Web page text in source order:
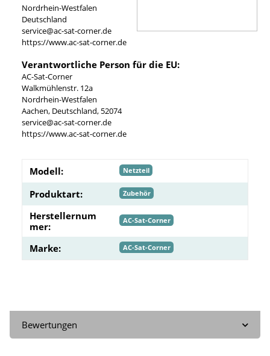
Nordrhein-Westfalen
Deutschland
service@ac-sat-corner.de
https://www.ac-sat-corner.de
Verantwortliche Person für die EU:
AC-Sat-Corner
Walkmühlenstr. 12a
Nordrhein-Westfalen
Aachen, Deutschland, 52074
service@ac-sat-corner.de
https://www.ac-sat-corner.de
Modell: Netzteil
Produktart: Zubehör
Herstellernum
mer:
AC-Sat-Corner
Marke: AC-Sat-Corner
Bewertungen